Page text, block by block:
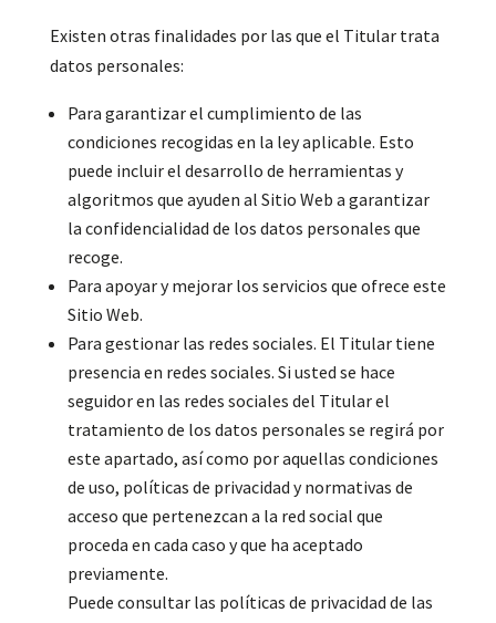
Existen otras finalidades por las que el Titular trata
datos personales:
Para garantizar el cumplimiento de las
condiciones recogidas en la ley aplicable. Esto
puede incluir el desarrollo de herramientas y
algoritmos que ayuden al Sitio Web a garantizar
la confidencialidad de los datos personales que
recoge.
Para apoyar y mejorar los servicios que ofrece este
Sitio Web.
Para gestionar las redes sociales. El Titular tiene
presencia en redes sociales. Si usted se hace
seguidor en las redes sociales del Titular el
tratamiento de los datos personales se regirá por
este apartado, así como por aquellas condiciones
de uso, políticas de privacidad y normativas de
acceso que pertenezcan a la red social que
proceda en cada caso y que ha aceptado
previamente.
Puede consultar las políticas de privacidad de las